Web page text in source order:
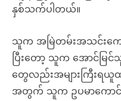
နှစ်သက်ပါတယ်။
သူက အမြဲတမ်းအသင်းကေ
ပြီးတော့ သူက အောင်မြင်
တွေလည်းအများကြီးရယူ
အတွက် သူက ဥပမာကောင်